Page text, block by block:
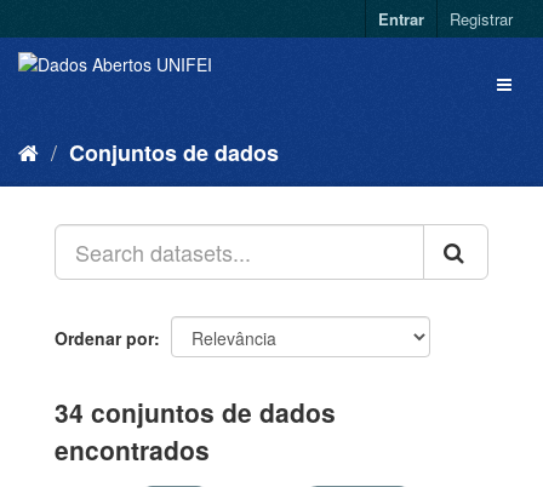
Entrar Registrar
Conjuntos de dados
Ordenar por
34 conjuntos de dados
encontrados